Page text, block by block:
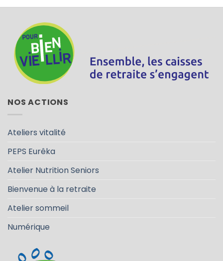
NOS ACTIONS
Ateliers vitalité
PEPS Eurêka
Atelier Nutrition Seniors
Bienvenue à la retraite
Atelier sommeil
Numérique